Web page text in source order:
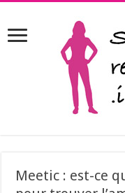
Meetic : est-ce